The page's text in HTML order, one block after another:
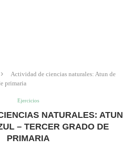
Actividad de ciencias naturales: Atun de
primaria
Ejercicios
NATURALES: ATUN
– TERCER GRADO DE
PRIMARIA